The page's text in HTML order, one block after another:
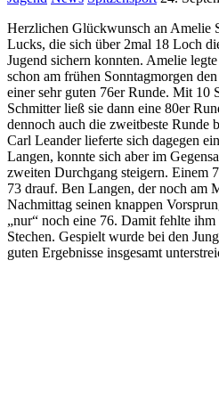
Herzlichen Glückwunsch an Amelie
Lucks, die sich über 2mal 18 Loch
Jugend sichern konnten. Amelie
schon am frühen Sonntagmorgen
einer sehr guten 76er Runde. Mit 10
Schmitter ließ sie dann eine 80er
dennoch auch die zweitbeste Runde
Carl Leander lieferte sich dagegen
Langen, konnte sich aber im
zweiten Durchgang steigern. Einem
73 drauf. Ben Langen, der noch am
Nachmittag seinen knappen
„nur“ noch eine 76. Damit fehlte
Stechen. Gespielt wurde bei den
guten Ergebnisse insgesamt